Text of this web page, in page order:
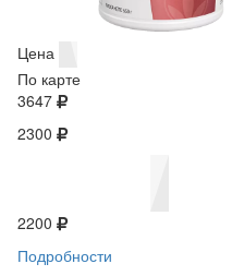
Цена
По карте
3647
2300
2200
Подробности